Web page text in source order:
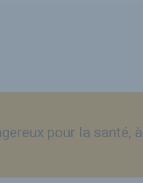
pour la